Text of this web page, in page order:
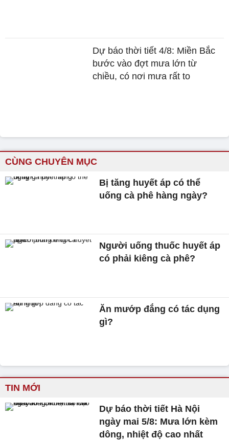
Dự báo thời tiết 4/8: Miền Bắc
bước vào đợt mưa lớn từ
chiều, có nơi mưa rất to
CÙNG CHUYÊN MỤC
Bị tăng huyết áp có thể
uống cà phê hàng ngày?
Người uống thuốc huyết áp
có phải kiêng cà phê?
Ăn mướp đắng có tác dụng
gì?
TIN MỚI
Dự báo thời tiết Hà Nội
ngày mai 5/8: Mưa lớn kèm
dông, nhiệt độ cao nhất